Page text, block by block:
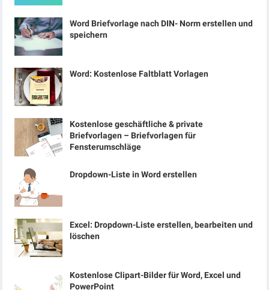
Word Briefvorlage nach DIN- Norm erstellen und
speichern
Word: Kostenlose Faltblatt Vorlagen
Kostenlose geschäftliche & private
Briefvorlagen – Briefvorlagen für
Fensterumschläge
Dropdown-Liste in Word erstellen
Excel: Dropdown-Liste erstellen, bearbeiten und
löschen
Kostenlose Clipart-Bilder für Word, Excel und
PowerPoint